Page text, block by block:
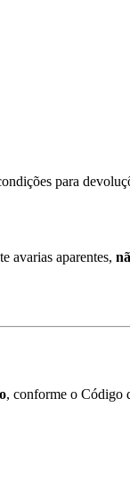
para
avarias aparentes,
, conforme o Código